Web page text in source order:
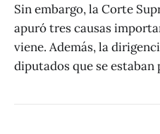
Sin embargo, la Corte
apuró tres causas
viene. Además, la
diputados que se estaban